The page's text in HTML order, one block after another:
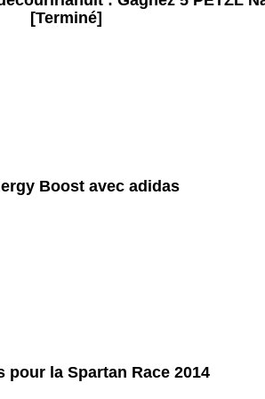
[Terminé]
Boost avec adidas
pour la Spartan Race 2014